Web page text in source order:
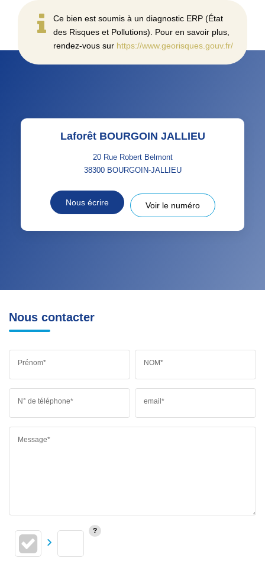
Ce bien est soumis à un diagnostic ERP (État
des Risques et Pollutions). Pour en savoir plus,
rendez-vous sur https://www.georisques.gouv.fr/
Laforêt BOURGOIN JALLIEU
20 Rue Robert Belmont
38300 BOURGOIN-JALLIEU
Nous écrire Voir le numéro
Nous contacter
Prénom* NOM*
N° de téléphone* email*
Message*